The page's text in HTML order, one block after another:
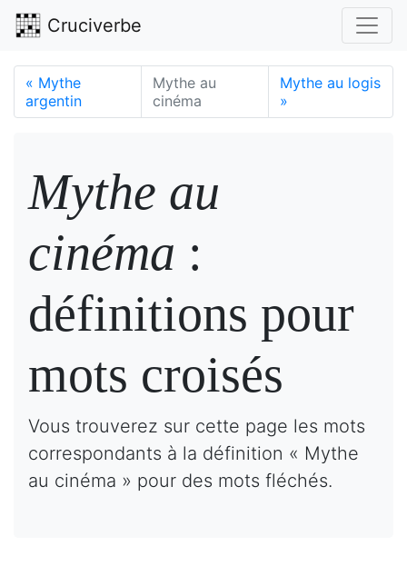
Cruciverbe
« Mythe
argentin
Mythe au
cinéma
Mythe au logis
»
Mythe au
cinéma :
définitions pour
mots croisés
Vous trouverez sur cette page les mots
correspondants à la définition « Mythe
au cinéma » pour des mots fléchés.